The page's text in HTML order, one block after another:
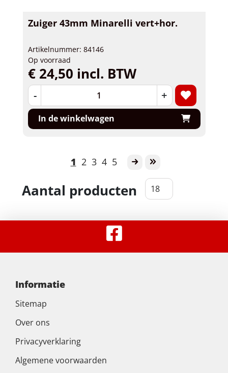
Zuiger 43mm Minarelli vert+hor.
Artikelnummer: 84146
Op voorraad
€ 24,50 incl. BTW
- +
In de winkelwagen
1 2 3 4 5
Aantal producten
Informatie
Sitemap
Over ons
Privacyverklaring
Algemene voorwaarden